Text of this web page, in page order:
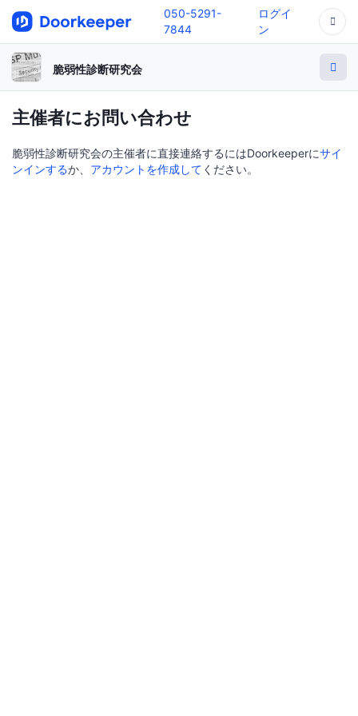
050-5291-
7844
ログイ
ン
脆弱性診断研究会
主催者にお問い合わせ
脆弱性診断研究会の主催者に直接連絡するにはDoorkeeperにサイ
ンインするか、 アカウントを作成して ください。